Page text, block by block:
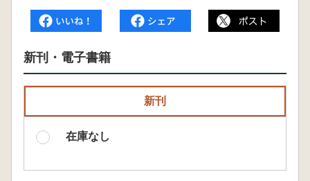
新刊・電子書籍
新刊
在庫なし